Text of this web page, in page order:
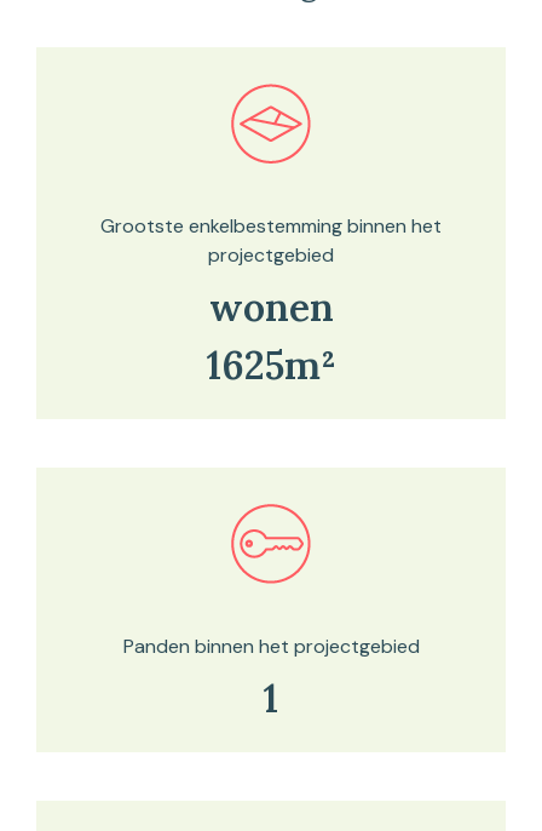
Bekijk in onze kaartviewer
Grootste enkelbestemming binnen het
projectgebied
wonen
1625m²
Bekijk in onze kaartviewer
Panden binnen het projectgebied
1